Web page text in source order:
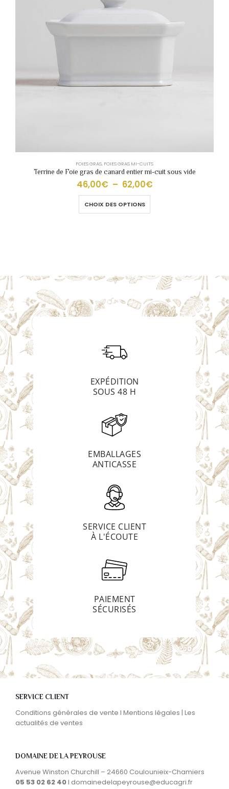
FOIES GRAS, FOIES GRAS MI-CUITS
Terrine de Foie gras de canard entier mi-cuit sous vide
46,00€ – 62,00€
CHOIX DES OPTIONS
EXPÉDITION
SOUS 48 H
EMBALLAGES
ANTICASSE
SERVICE CLIENT
À L'ÉCOUTE
PAIEMENT
SÉCURISÉS
SERVICE CLIENT
Conditions générales de vente I Mentions légales | Les
actualités de ventes
DOMAINE DE LA PEYROUSE
Avenue Winston Churchill – 24660 Coulounieix-Chamiers
05 53 02 62 40I domainedelapeyrouse@educagri.fr